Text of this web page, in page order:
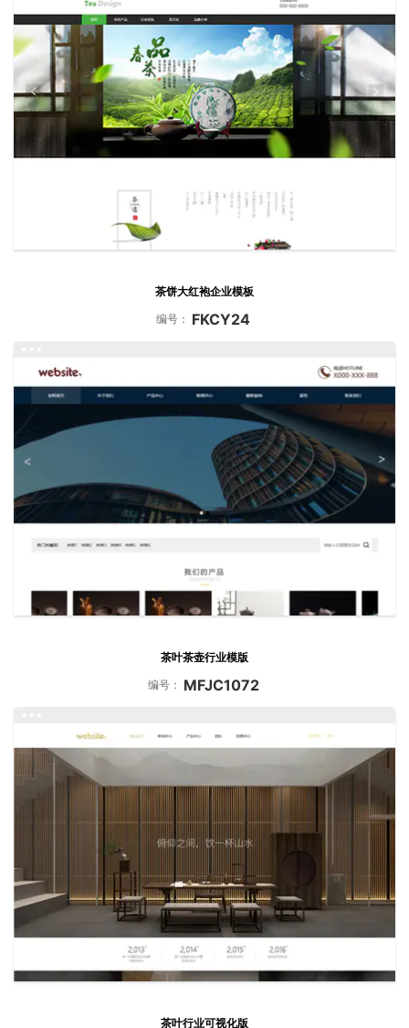
茶饼大红袍企业模板
编号： FKCY24
茶叶茶壶行业模版
编号： MFJC1072
茶叶行业可视化版